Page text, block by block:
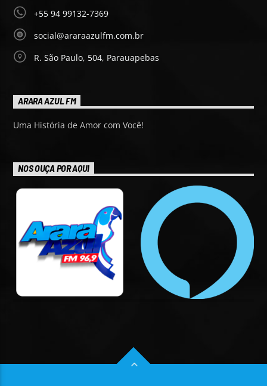
+55 94 99132-7369
social@araraazulfm.com.br
R. São Paulo, 504, Parauapebas
ARARA AZUL FM
Uma História de Amor com Você!
NOS OUÇA POR AQUI